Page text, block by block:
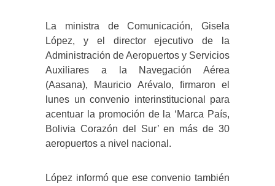
La ministra de Comunicación, Gisela
López, y el director ejecutivo de la
Administración de Aeropuertos y Servicios
Auxiliares a la Navegación Aérea
(Aasana), Mauricio Arévalo, firmaron el
lunes un convenio interinstitucional para
acentuar la promoción de la ‘Marca País,
Bolivia Corazón del Sur’ en más de 30
aeropuertos a nivel nacional.
López informó que ese convenio también